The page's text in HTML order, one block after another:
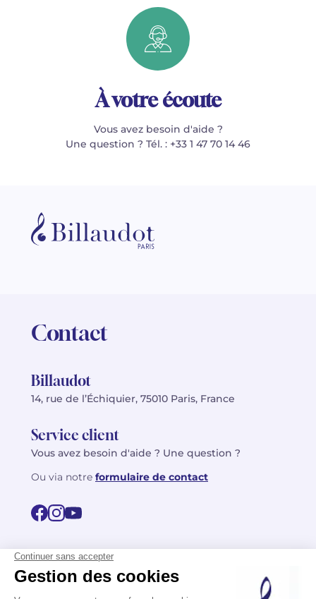
À votre écoute
Vous avez besoin d'aide ?
Une question ? Tél. : +33 1 47 70 14 46
Contact
Billaudot
14, rue de l’Échiquier, 75010 Paris, France
Service client
Vous avez besoin d'aide ? Une question ?
Ou via notre formulaire de contact
© 2026 Billaudot Paris. Tous droits réservés